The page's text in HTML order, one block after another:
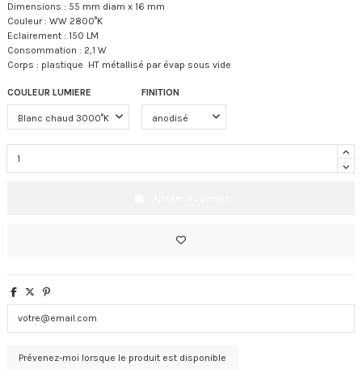
Dimensions : 55 mm diam x 16 mm
Couleur : WW 2800°K
Eclairement : 150 LM
Consommation : 2,1 W
Corps : plastique HT métallisé par évap sous vide
COULEUR LUMIERE FINITION